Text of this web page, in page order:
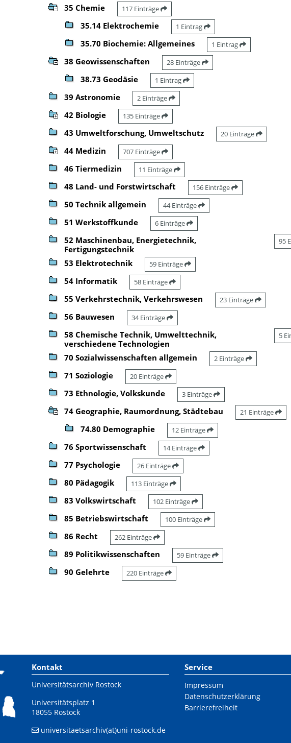
35 Chemie 117 Einträge
35.14 Elektrochemie 1 Eintrag
35.70 Biochemie: Allgemeines 1 Eintrag
38 Geowissenschaften 28 Einträge
38.73 Geodäsie 1 Eintrag
39 Astronomie 2 Einträge
42 Biologie 135 Einträge
43 Umweltforschung, Umweltschutz 20 Einträge
44 Medizin 707 Einträge
46 Tiermedizin 11 Einträge
48 Land- und Forstwirtschaft 156 Einträge
50 Technik allgemein 44 Einträge
51 Werkstoffkunde 6 Einträge
52 Maschinenbau, Energietechnik,
Fertigungstechnik
95
53 Elektrotechnik 59 Einträge
54 Informatik 58 Einträge
55 Verkehrstechnik, Verkehrswesen 23 Einträge
56 Bauwesen 34 Einträge
58 Chemische Technik, Umwelttechnik,
verschiedene Technologien
5
70 Sozialwissenschaften allgemein 2 Einträge
71 Soziologie 20 Einträge
73 Ethnologie, Volkskunde 3 Einträge
74 Geographie, Raumordnung, Städtebau 21 Einträge
74.80 Demographie 12 Einträge
76 Sportwissenschaft 14 Einträge
77 Psychologie 26 Einträge
80 Pädagogik 113 Einträge
83 Volkswirtschaft 102 Einträge
85 Betriebswirtschaft 100 Einträge
86 Recht 262 Einträge
89 Politikwissenschaften 59 Einträge
90 Gelehrte 220 Einträge
Kontakt
Universitätsarchiv Rostock
Universitätsplatz 1
18055 Rostock
universitaetsarchiv(at)uni-rostock.de
Service
Impressum
Datenschutzerklärung
Barrierefreiheit